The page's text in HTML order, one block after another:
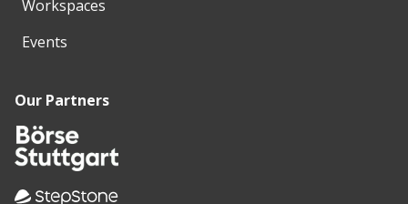
Workspaces
Events
Our Partners